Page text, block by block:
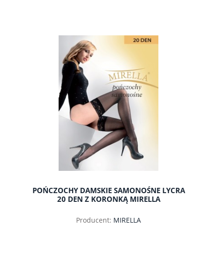
POŃCZOCHY DAMSKIE SAMONOŚNE LYCRA
20 DEN Z KORONKĄ MIRELLA
Producent: MIRELLA